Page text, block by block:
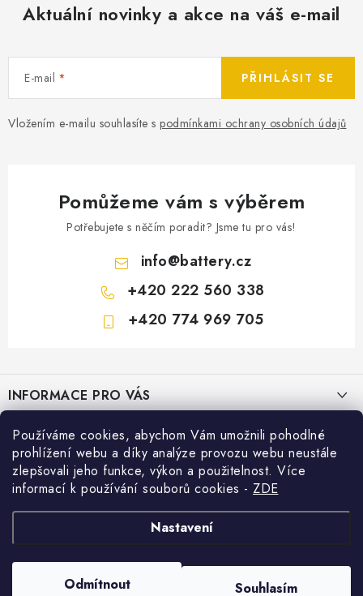
Používáme cookies, abychom Vám umožnili pohodlné
prohlížení webu a díky analýze provozu webu neustále
zlepšovali jeho funkce, výkon a použitelnost. Více
informací k používání souborů cookies - ZDE
Nastavení
Odmítnout Souhlasím
Aktuální novinky a akce na váš e-mail
E-mail
Vložením e-mailu souhlasíte s podmínkami ochrany osobních údajů
PŘIHLÁSIT SE
Pomůžeme vám s výběrem
Potřebujete s něčím poradit? Jsme tu pro vás!
info@battery.cz
+420 222 560 338
+420 774 969 705
p
a
INFORMACE PRO VÁS
KONTAKTY
POŠTOVNÉ A DOPRAVA
KONFIGURÁTOR AUTOBATERIÍ
O NÁS
VÝMĚNA AUTOBATERIE
OBCHODNÍ PODMÍNKY
PRODEJNY BATTERY.CZ
Prodejna Brno - Pražákova ul.
Prodejna Praha - Brožíkova ul.
Prodejna Ústí n. Labem - Žižkova ul.
Prodejna Jesenice u Prahy - ul. K Rybníku
Konfigurátor AUTOBATERIE
Konfigurátor AUTOBATERIE
Vyhledávání
HLEDAT
Copyright 2026 . Všechna práva vyhrazena.